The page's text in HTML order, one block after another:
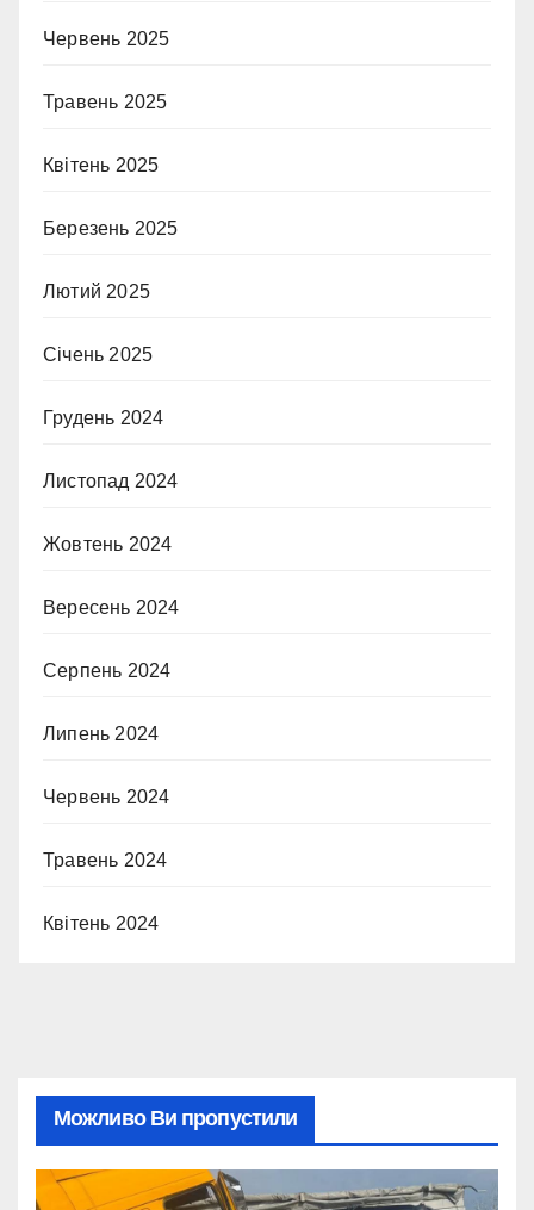
Червень 2025
Травень 2025
Квітень 2025
Березень 2025
Лютий 2025
Січень 2025
Грудень 2024
Листопад 2024
Жовтень 2024
Вересень 2024
Серпень 2024
Липень 2024
Червень 2024
Травень 2024
Квітень 2024
Можливо Ви пропустили